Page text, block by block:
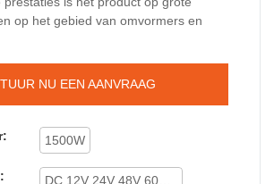
op het gebied van omvormers en
NU EEN AANVRAAG
1500W